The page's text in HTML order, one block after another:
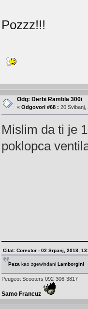
Pozzz!!!
Odg: Derbi Rambla 300i
« Odgovori #68 : 20 Svibanj,
Mislim da ti je
poklopca
Citat: Corector - 02 Srpanj, 2018,
Peza kao zgewindaniLamborgini
Peugeot Scooters 092-306-3817
Samo Francuz